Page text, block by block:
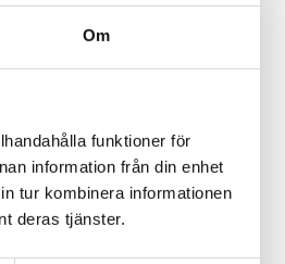
Om
funktioner för
information från din enhet
tur kombinera informationen
deras tjänster.